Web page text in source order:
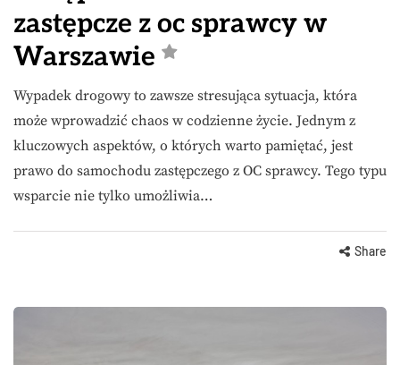
zastępcze z oc sprawcy w
Warszawie
Wypadek drogowy to zawsze stresująca sytuacja, która
może wprowadzić chaos w codzienne życie. Jednym z
kluczowych aspektów, o których warto pamiętać, jest
prawo do samochodu zastępczego z OC sprawcy. Tego typu
wsparcie nie tylko umożliwia…
Share